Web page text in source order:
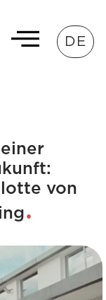
DE
von